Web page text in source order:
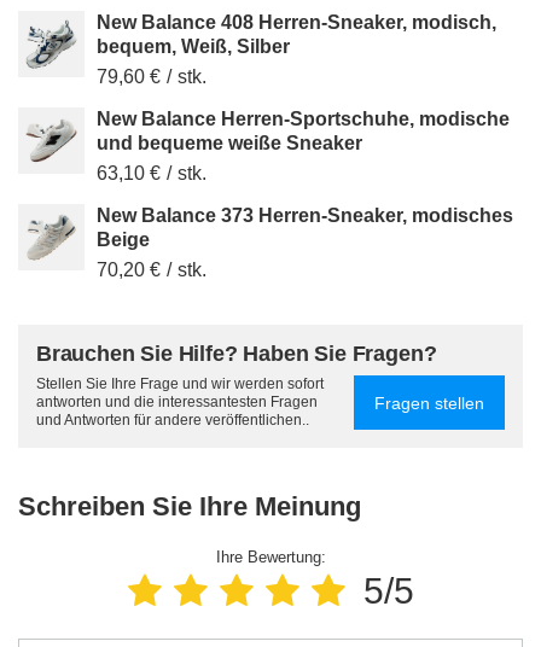
New Balance 408 Herren-Sneaker, modisch,
bequem, Weiß, Silber
79,60 € / stk.
New Balance Herren-Sportschuhe, modische
und bequeme weiße Sneaker
63,10 € / stk.
New Balance 373 Herren-Sneaker, modisches
Beige
70,20 € / stk.
Brauchen Sie Hilfe? Haben Sie Fragen?
Stellen Sie Ihre Frage und wir werden sofort
antworten und die interessantesten Fragen
und Antworten für andere veröffentlichen..
Fragen stellen
Schreiben Sie Ihre Meinung
Ihre Bewertung:
5/5